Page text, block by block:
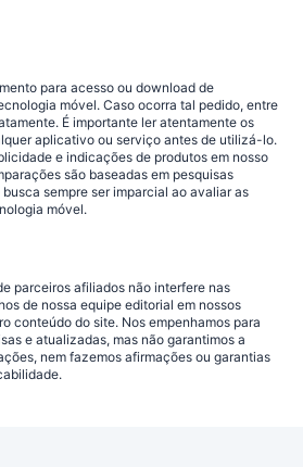
para acesso ou download de
móvel. Caso ocorra tal pedido, entre
É importante ler atentamente os
aplicativo ou serviço antes de utilizá-lo.
e indicações de produtos em nosso
são baseadas em pesquisas
sempre ser imparcial ao avaliar as
móvel.
parceiros afiliados não interfere nas
de nossa equipe editorial em nossos
conteúdo do site. Nos empenhamos para
e atualizadas, mas não garantimos a
nem fazemos afirmações ou garantias